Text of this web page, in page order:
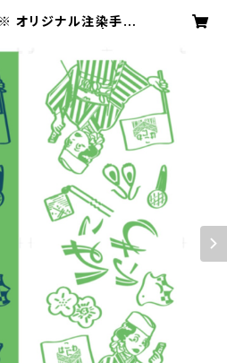
オリジナル注染手ぬ
スビ／はこにわ